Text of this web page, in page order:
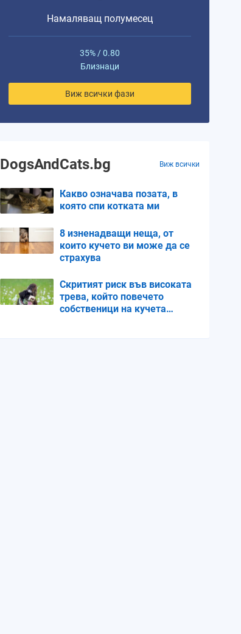
Намаляващ полумесец
35% / 0.80
Близнаци
Виж всички фази
DogsAndCats.bg Виж всички
Какво означава позата, в
която спи котката ми
8 изненадващи неща, от
които кучето ви може да се
страхува
Скритият риск във високата
трева, който повечето
собственици на кучета